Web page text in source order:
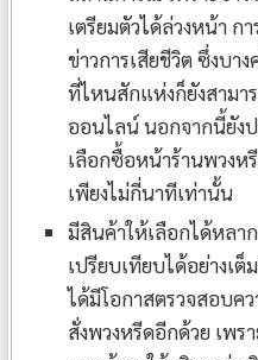
เตรียมตัวได้ล่วงหน้า ก
ข่าวการเสียชีวิต ซึ่งบา
ที่ไหนสักแห่งก็ยังสามา
ออนไลน์ นอกจากนี้ยังป
เลือกซื้อหน้าร้านพวงห
เพียงไม่กี่นาทีเท่านั้น
มีสินค้าให้เลือกได้หลา
เปรียบเทียบได้อย่างเ
ได้มีโอกาสตรวจสอบค
สั่งพวงหรีดอีกด้วย เพร